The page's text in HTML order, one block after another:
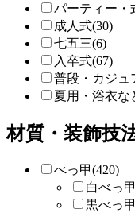
パーティー・
成人式(30)
七五三(6)
入卒式(67)
普段・カジュ
夏用・浴衣な
材質・装飾技
べっ甲(420)
白べっ
黒べっ